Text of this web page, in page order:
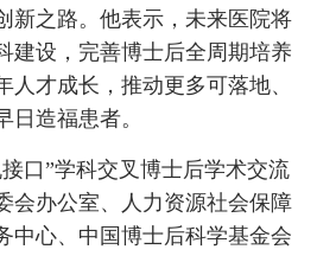
新之路。他表示，未来医院将
建设，完善博士后全周期培养
人才成长，推动更多可落地、
日造福患者。
口”学科交叉博士后学术交流
会办公室、人力资源社会保障
中心、中国博士后科学基金会